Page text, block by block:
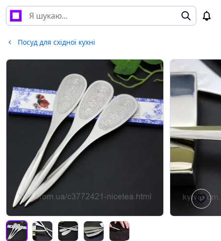
Посуд для східної кухні